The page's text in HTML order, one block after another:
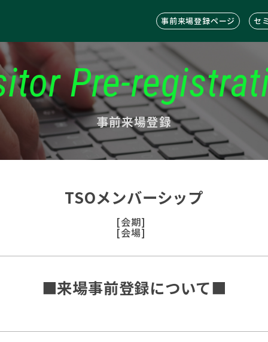
事前来場登録ページ セ
Pre-
事前来場登録
TSOメンバーシップ
[会期]
[会場]
■来場事前登録について■